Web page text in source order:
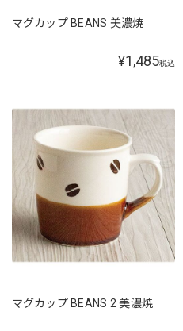
マグカップ BEANS 美濃焼
¥1,485税込
マグカップ BEANS 2 美濃焼